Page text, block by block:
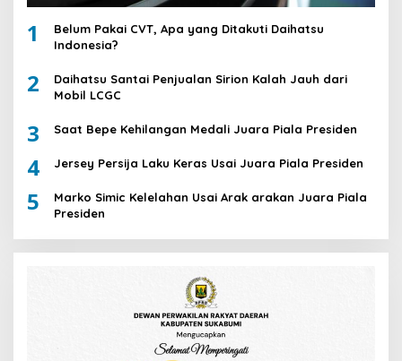
1
Belum Pakai CVT, Apa yang Ditakuti Daihatsu
Indonesia?
2
Daihatsu Santai Penjualan Sirion Kalah Jauh dari
Mobil LCGC
3 Saat Bepe Kehilangan Medali Juara Piala Presiden
4 Jersey Persija Laku Keras Usai Juara Piala Presiden
5
Marko Simic Kelelahan Usai Arak arakan Juara Piala
Presiden